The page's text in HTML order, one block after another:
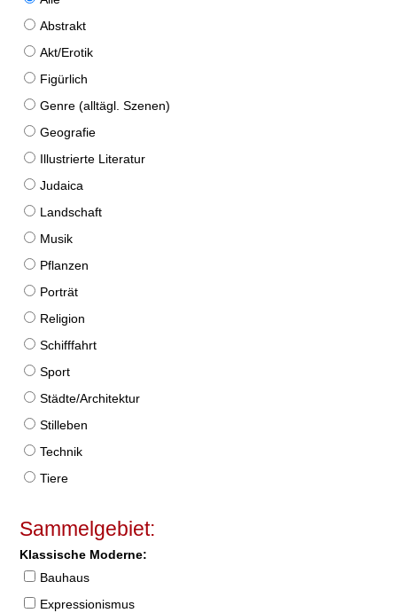
Abstrakt
Akt/Erotik
Figürlich
Genre (alltägl. Szenen)
Geografie
Illustrierte Literatur
Judaica
Landschaft
Musik
Pflanzen
Porträt
Religion
Schifffahrt
Sport
Städte/Architektur
Stilleben
Technik
Tiere
Sammelgebiet:
Klassische Moderne:
Bauhaus
Expressionismus